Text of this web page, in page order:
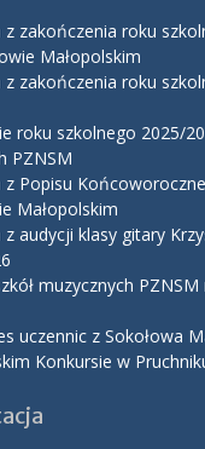
zakończenia roku
Małopolskim
zakończenia roku
roku szkolnego 2025/
PZNSM
Popisu
Małopolskim
audycji klasy gitary
muzycznych
uczennic z Sokołowa
Konkursie w